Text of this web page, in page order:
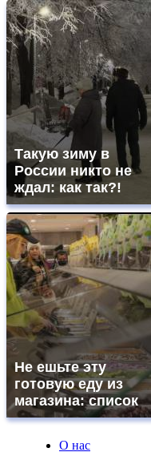
Такую зиму в
России никто не
ждал: как так?!
Не ешьте эту
готовую еду из
магазина: список
О нас